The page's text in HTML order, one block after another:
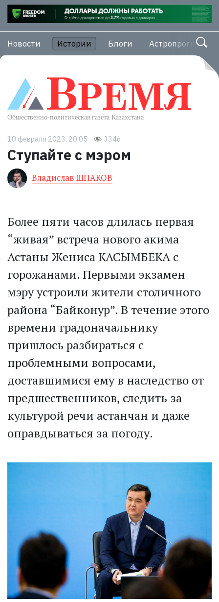
Новости Истории Блоги Астропрогноз
10 февраля 2023, 20:05 3346
Ступайте с мэром
Владислав ШПАКОВ
Более пяти часов длилась первая
“живая” встреча нового акима
Астаны Жениса КАСЫМБЕКА с
горожанами. Первыми экзамен
мэру устроили жители столичного
района “Байконур”. В течение этого
времени градоначальнику
пришлось разбираться с
проблемными вопросами,
доставшимися ему в наследство от
предшественников, следить за
культурой речи астанчан и даже
оправдываться за погоду.